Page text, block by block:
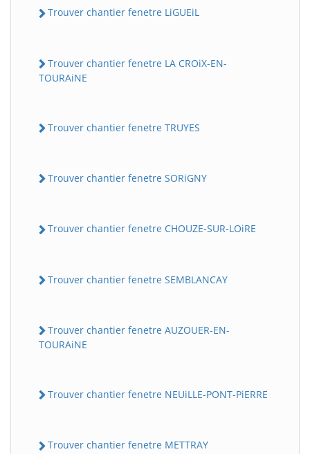
Trouver chantier fenetre LiGUEiL
Trouver chantier fenetre LA CROiX-EN-
TOURAiNE
Trouver chantier fenetre TRUYES
Trouver chantier fenetre SORiGNY
Trouver chantier fenetre CHOUZE-SUR-LOiRE
Trouver chantier fenetre SEMBLANCAY
Trouver chantier fenetre AUZOUER-EN-
TOURAiNE
Trouver chantier fenetre NEUiLLE-PONT-PiERRE
Trouver chantier fenetre METTRAY